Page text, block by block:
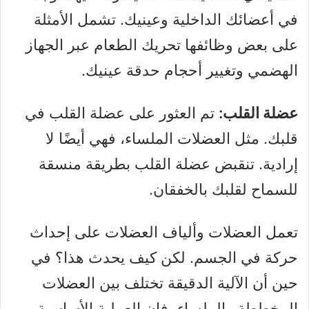
في أعضائك الداخلية وعينيك. تشمل الأمثلة
على بعض وظائفها تحريك الطعام عبر الجهاز
الهضمي وتغيير أحجام حدقة عينيك.
عضلة القلب: تم العثور على عضلة القلب في
قلبك. مثل العضلات الملساء، فهي أيضًا لا
إرادية. تنقبض عضلة القلب بطريقة منسقة
للسماح لقلبك بالخفقان.
تعمل العضلات وألياف العضلات على إحداث
حركة في الجسم. لكن كيف يحدث هذا؟ في
حين أن الآلية الدقيقة تختلف بين العضلات